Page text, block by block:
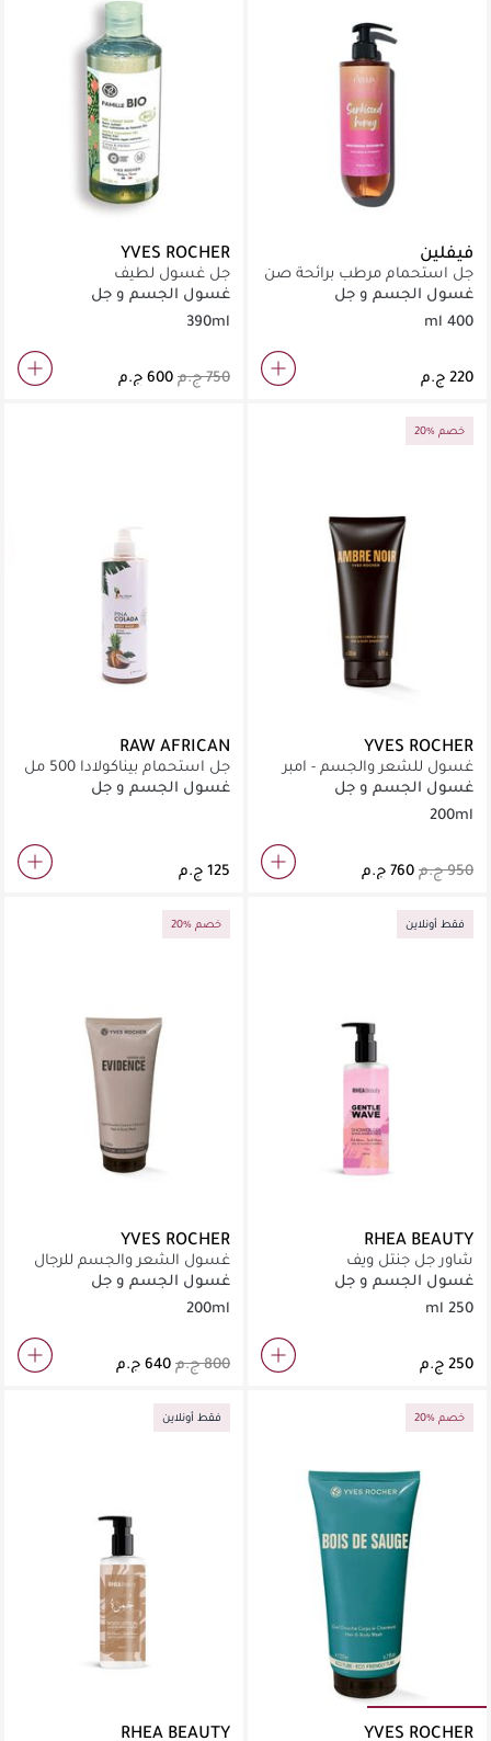
فيفلين
جل استحمام مرطب برائحة صن
كيسد هنيي
غسول الجسم و جل
الاستحمام
400 ml
YVES ROCHER
جل غسول لطيف
غسول الجسم و جل
الاستحمام
390ml
20% خصم
YVES ROCHER
غسول للشعر والجسم - امبر
نوار 200 مل
غسول الجسم و جل
الاستحمام
200ml
RAW AFRICAN
جل استحمام بيناكولادا 500 مل
غسول الجسم و جل
فقط أونلاين
RHEA BEAUTY
شاور جل جنتل ويف
غسول الجسم و جل
الاستحمام
250 ml
20% خصم
YVES ROCHER
غسول الشعر والجسم للرجال
من كوم أون إيفيدانس
غسول الجسم و جل
الاستحمام
200ml
20% خصم
YVES ROCHER
فقط أونلاين
RHEA BEAUTY